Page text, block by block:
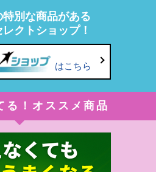
特別な商品がある
クトショップ！
はこちら
る！オススメ商品